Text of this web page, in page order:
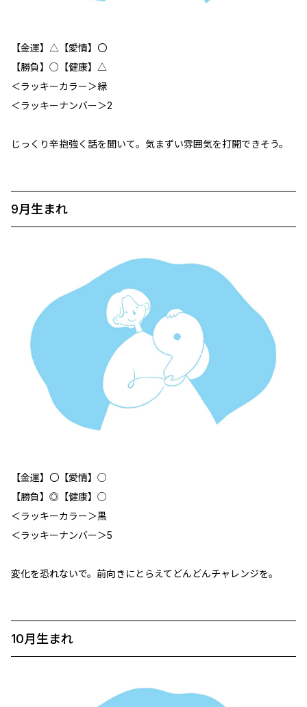
【金運】△【愛情】〇
【勝負】○【健康】△
＜ラッキーカラー＞緑
＜ラッキーナンバー＞2
じっくり辛抱強く話を聞いて。気まずい雰囲気を打開できそう。
9月生まれ
【金運】〇【愛情】○
【勝負】◎【健康】○
＜ラッキーカラー＞黒
＜ラッキーナンバー＞5
変化を恐れないで。前向きにとらえてどんどんチャレンジを。
10月生まれ